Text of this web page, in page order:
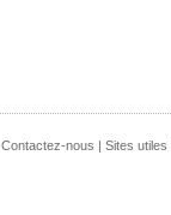
Contactez-nous | Sites utiles